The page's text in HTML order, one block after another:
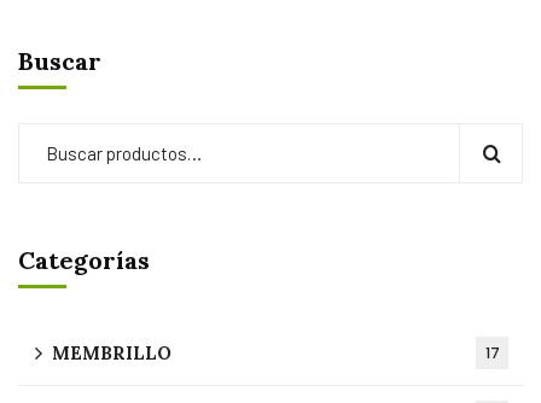
Buscar
Categorías
MEMBRILLO 17